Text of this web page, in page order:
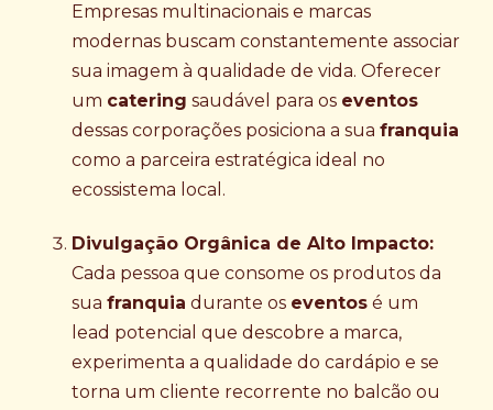
Empresas multinacionais e marcas
modernas buscam constantemente associar
sua imagem à qualidade de vida. Oferecer
um catering saudável para os eventos
dessas corporações posiciona a sua franquia
como a parceira estratégica ideal no
ecossistema local.
Divulgação Orgânica de Alto Impacto:
Cada pessoa que consome os produtos da
sua franquia durante os eventos é um
lead potencial que descobre a marca,
experimenta a qualidade do cardápio e se
torna um cliente recorrente no balcão ou